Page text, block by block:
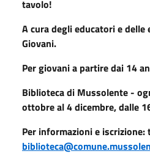
tavolo!
A cura degli educatori e
Giovani.
Per giovani a partire dai 14
Biblioteca di Mussolente -
ottobre al 4 dicembre, dalle
Per informazioni e